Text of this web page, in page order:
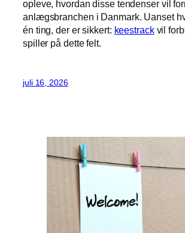
opleve, hvordan disse tendenser vil
anlægsbranchen i Danmark. Uanset
én ting, der er sikkert: keestrackvil
spiller på dette felt.
juli 16, 2026